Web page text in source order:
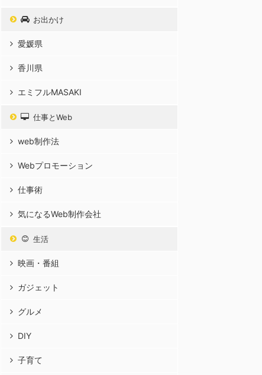
お出かけ
愛媛県
香川県
エミフルMASAKI
仕事とWeb
web制作法
Webプロモーション
仕事術
気になるWeb制作会社
生活
映画・番組
ガジェット
グルメ
DIY
子育て